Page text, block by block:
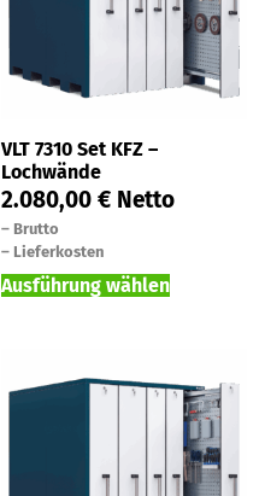
VLT 7310 Set KFZ –
Lochwände
2.080,00 € Netto
– Brutto
– Lieferkosten
Ausführung wählen